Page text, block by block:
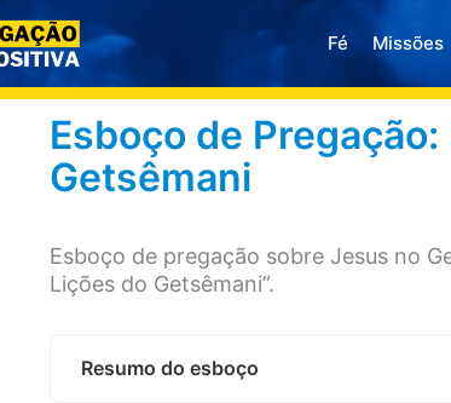
Fé Missões
Esboço de
Getsêmani
Esboço de pregação sobre Jesus no
Lições do Getsêmani”.
Resumo do esboço